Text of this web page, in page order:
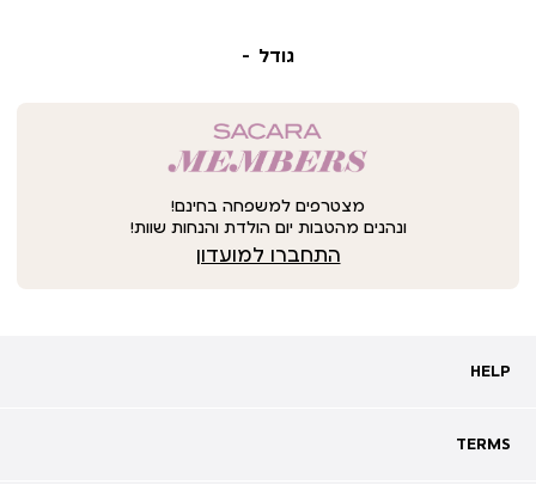
גודל
מצטרפים למשפחה בחינם!
ונהנים מהטבות יום הולדת והנחות שוות!
התחברו למועדון
HELP
HELP
שאלות ותשובות
TERMS
TERMS